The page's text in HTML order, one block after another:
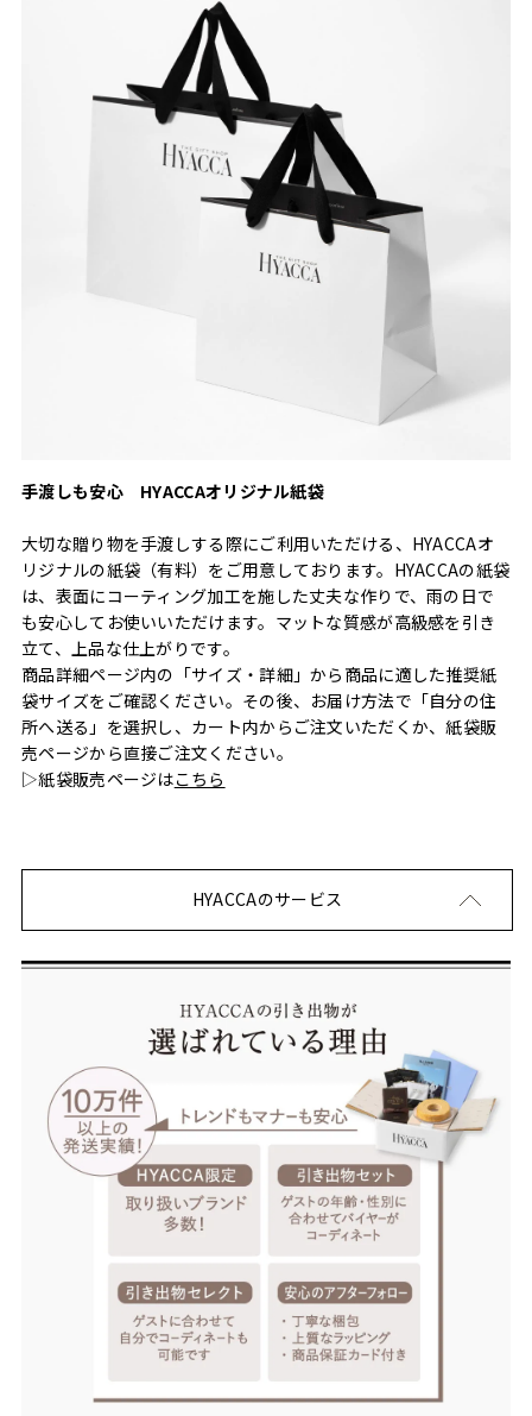
手渡しも安心 HYACCAオリジナル紙袋
大切な贈り物を手渡しする際にご利用いただける、HYACCAオ
リジナルの紙袋（有料）をご用意しております。HYACCAの紙袋
は、表面にコーティング加工を施した丈夫な作りで、雨の日で
も安心してお使いいただけます。マットな質感が高級感を引き
立て、上品な仕上がりです。
商品詳細ページ内の「サイズ・詳細」から商品に適した推奨紙
袋サイズをご確認ください。その後、お届け方法で「自分の住
所へ送る」を選択し、カート内からご注文いただくか、紙袋販
売ページから直接ご注文ください。
▷紙袋販売ページはこちら
HYACCAのサービス